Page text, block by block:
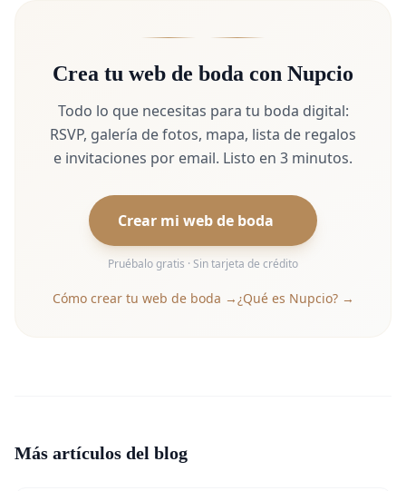
Crea tu web de boda con Nupcio
Todo lo que necesitas para tu boda digital:
RSVP, galería de fotos, mapa, lista de regalos
e invitaciones por email. Listo en 3 minutos.
Crear mi web de boda
Pruébalo gratis · Sin tarjeta de crédito
Cómo crear tu web de boda →¿Qué es Nupcio? →
Más artículos del blog